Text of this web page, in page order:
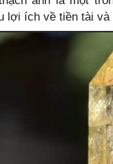
lợi ích về tiền tài và